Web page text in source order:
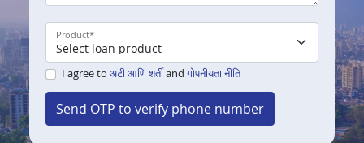
Product*
I agree to अटी आणि शर्तीand गोपनीयता नीति
Send OTP to verify phone number